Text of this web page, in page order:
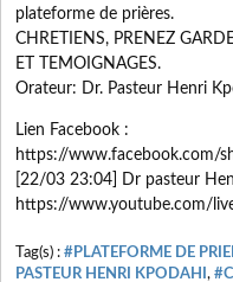
plateforme de prières.
CHRETIENS, PRENEZ
ET TEMOIGNAGES.
Orateur: Dr. Pasteur Henri
Lien Facebook :
https://www.facebook.com/
[22/03 23:04] Dr pasteur
https://www.youtube.com/
Tag(s) : #PLATEFORME DE
PASTEUR HENRI KPODAHI ,